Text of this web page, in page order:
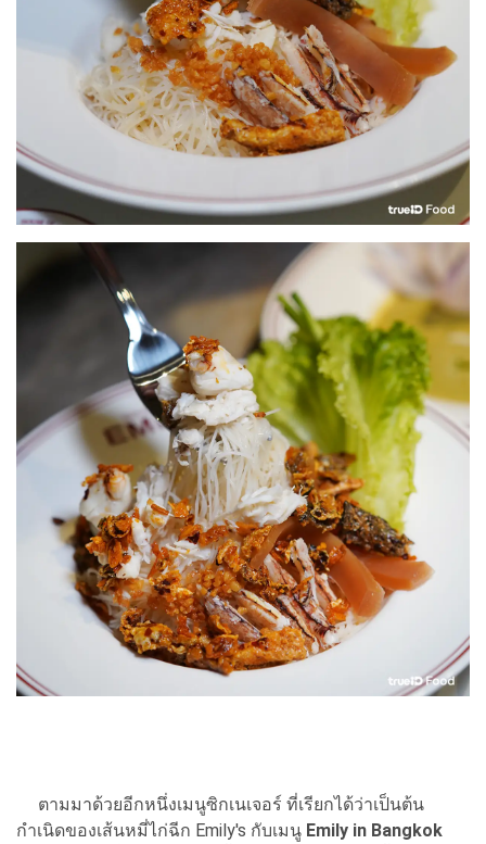
ตามมาด้วยอีกหนึ่งเมนูซิกเนเจอร์ ที่เรียกได้ว่าเป็นต้น
กำเนิดของเส้นหมี่ไก่ฉีก Emily's กับเมนู Emily in Bangkok